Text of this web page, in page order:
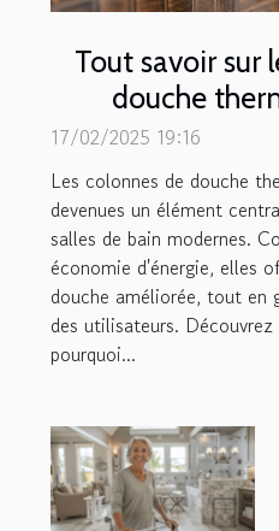
Tout savoir sur
douche
17/02/2025 19:16
Les colonnes de douche
devenues un élément
salles de bain modernes.
économie d'énergie, elles
douche améliorée, tout en
des utilisateurs.
pourquoi...